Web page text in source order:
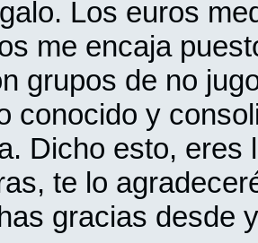
Los euros
me encaja
grupos de no
conocido y
Dicho esto, eres
te lo
gracias desde